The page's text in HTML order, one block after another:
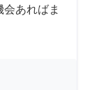
あればま